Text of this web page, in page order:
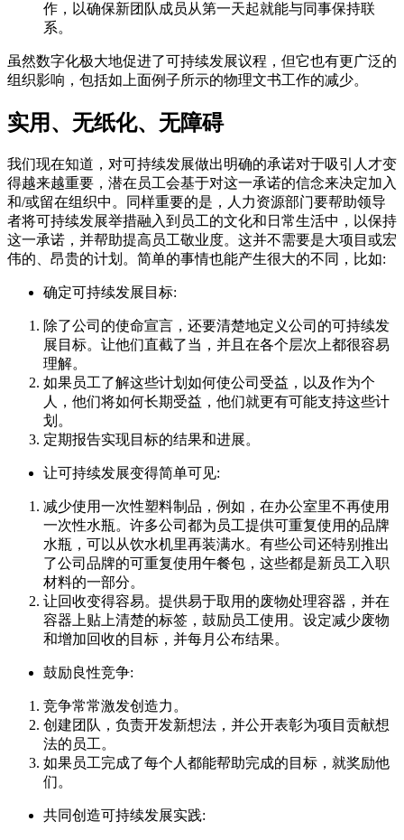
作，以确保新团队成员从第一天起就能与同事保持联
系。
虽然数字化极大地促进了可持续发展议程，但它也有更广泛的
组织影响，包括如上面例子所示的物理文书工作的减少。
实用、无纸化、无障碍
我们现在知道，对可持续发展做出明确的承诺对于吸引人才变
得越来越重要，潜在员工会基于对这一承诺的信念来决定加入
和/或留在组织中。同样重要的是，人力资源部门要帮助领导
者将可持续发展举措融入到员工的文化和日常生活中，以保持
这一承诺，并帮助提高员工敬业度。这并不需要是大项目或宏
伟的、昂贵的计划。简单的事情也能产生很大的不同，比如:
确定可持续发展目标:
除了公司的使命宣言，还要清楚地定义公司的可持续发
展目标。让他们直截了当，并且在各个层次上都很容易
理解。
如果员工了解这些计划如何使公司受益，以及作为个
人，他们将如何长期受益，他们就更有可能支持这些计
划。
定期报告实现目标的结果和进展。
让可持续发展变得简单可见:
减少使用一次性塑料制品，例如，在办公室里不再使用
一次性水瓶。许多公司都为员工提供可重复使用的品牌
水瓶，可以从饮水机里再装满水。有些公司还特别推出
了公司品牌的可重复使用午餐包，这些都是新员工入职
材料的一部分。
让回收变得容易。提供易于取用的废物处理容器，并在
容器上贴上清楚的标签，鼓励员工使用。设定减少废物
和增加回收的目标，并每月公布结果。
鼓励良性竞争:
竞争常常激发创造力。
创建团队，负责开发新想法，并公开表彰为项目贡献想
法的员工。
如果员工完成了每个人都能帮助完成的目标，就奖励他
们。
共同创造可持续发展实践: